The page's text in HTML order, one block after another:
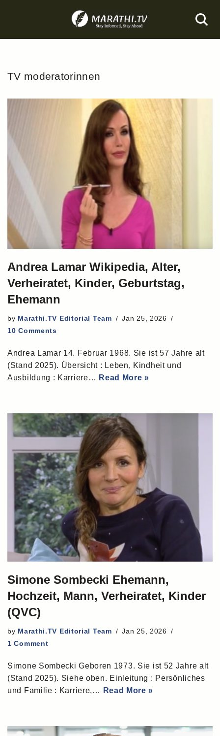
to
TV moderatorinnen
Andrea Lamar Wikipedia, Alter,
Verheiratet, Kinder, Geburtstag,
Ehemann
by Marathi.TV Editorial Team
Jan 25, 2026
10 Comments
Andrea Lamar 14. Februar 1968. Sie ist 57 Jahre alt
(Stand 2025). Übersicht : Leben, Kindheit und
Ausbildung : Karriere… Read More »
Simone Sombecki Ehemann,
Hochzeit, Mann, Verheiratet, Kinder
(QVC)
by Marathi.TV Editorial Team
Jan 25, 2026
1 Comment
Simone Sombecki Geboren 1973. Sie ist 52 Jahre alt
(Stand 2025). Siehe oben. Einleitung : Persönliches
und Familie : Karriere,…
Read More »